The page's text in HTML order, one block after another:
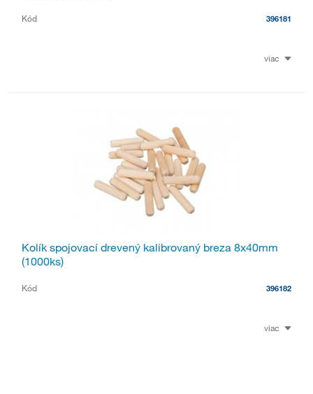
Kód 396181
viac
Kolík spojovací drevený kalibrovaný breza 8x40mm
(1000ks)
Kód 396182
viac